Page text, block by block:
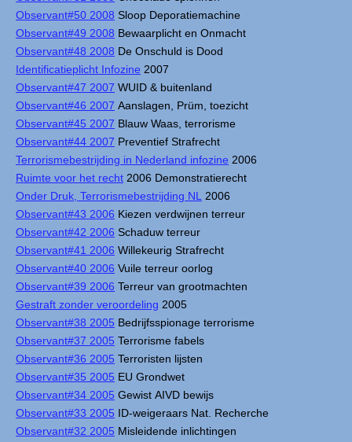
Observant#50 2008 Sloop Deporatiemachine
Observant#49 2008 Bewaarplicht en Onmacht
Observant#48 2008 De Onschuld is Dood
Identificatieplicht Infozine 2007
Observant#47 2007 WUID & buitenland
Observant#46 2007 Aanslagen, Prüm, toezicht
Observant#45 2007 Blauw Waas, terrorisme
Observant#44 2007 Preventief Strafrecht
Terrorismebestrijding in Nederland infozine 2006
Ruimte voor het recht 2006 Demonstratierecht
Onder Druk, Terrorismebestrijding NL
2006
Observant#43 2006 Kiezen verdwijnen terreur
Observant#42 2006 Schaduw terreur
Observant#41 2006 Willekeurig Strafrecht
Observant#40 2006 Vuile terreur oorlog
Observant#39 2006 Terreur van grootmachten
Gestraft zonder veroordeling 2005
Observant#38 2005 Bedrijfsspionage terrorisme
Observant#37 2005 Terrorisme fabels
Observant#36 2005 Terroristen lijsten
Observant#35 2005 EU Grondwet
Observant#34 2005 Gewist AIVD bewijs
Observant#33 2005 ID-weigeraars Nat. Recherche
Observant#32 2005 Misleidende inlichtingen